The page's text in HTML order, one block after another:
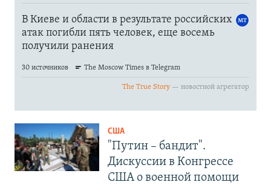
США
"Путин – бандит".
Дискуссии в Конгрессе
США о военной помощи